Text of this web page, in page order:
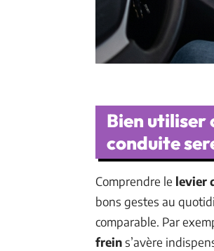
Bien utiliser
conduite
Comprendre le levier
bons gestes au
comparable. Par
freins’avère